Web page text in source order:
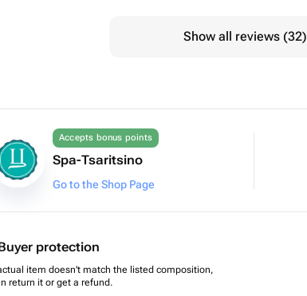
Show all reviews (32)
Accepts bonus points
Spa-Tsaritsino
Go to the Shop Page
protection
item doesn't match the listed composition,
return it or get a refund.